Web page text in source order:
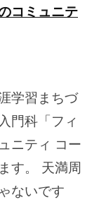
コミュニテ
学習まちづ
門科「フィ
ニティ コー
す。 天満周
ないです